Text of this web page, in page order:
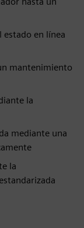
estado en línea
mantenimiento
la
mediante una
la